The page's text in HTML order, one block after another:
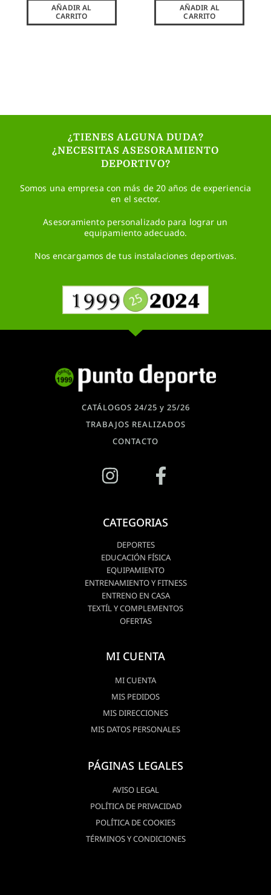
AÑADIR AL
CARRITO
AÑADIR AL
CARRITO
¿TIENES ALGUNA DUDA?
¿NECESITAS ASESORAMIENTO
DEPORTIVO?
Somos una empresa con más de 20 años de experiencia
en el sector.
Asesoramiento personalizado para lograr un
equipamiento adecuado.
Nos encargamos de tus instalaciones deportivas.
CATÁLOGOS 24/25 y 25/26
TRABAJOS REALIZADOS
CONTACTO
CATEGORIAS
DEPORTES
EDUCACIÓN FÍSICA
EQUIPAMIENTO
ENTRENAMIENTO Y FITNESS
ENTRENO EN CASA
TEXTÍL Y COMPLEMENTOS
OFERTAS
MI CUENTA
MI CUENTA
MIS PEDIDOS
MIS DIRECCIONES
MIS DATOS PERSONALES
PÁGINAS LEGALES
AVISO LEGAL
POLÍTICA DE PRIVACIDAD
POLÍTICA DE COOKIES
TÉRMINOS Y CONDICIONES